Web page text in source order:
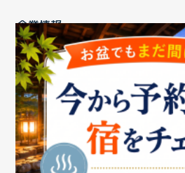
企業情報
ご利用中の方
お問い合わせ消費税の表示 ウェブア
個人情報保護ポリシープライバシーポ
特定商取引法に基づく表記情報セキ
商標についてBIGLOBEトップ